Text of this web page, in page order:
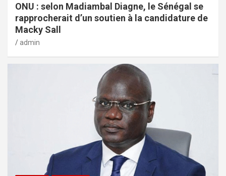
ONU : selon Madiambal Diagne, le Sénégal se
rapprocherait d’un soutien à la candidature de
Macky Sall
admin